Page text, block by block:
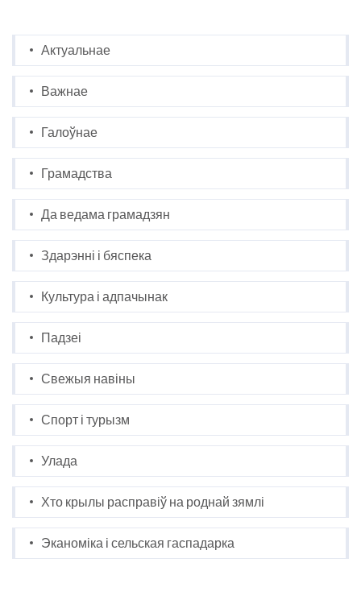
Актуальнае
Важнае
Галоўнае
Грамадства
Да ведама грамадзян
Здарэнні і бяспека
Культура і адпачынак
Падзеі
Свежыя навіны
Спорт і турызм
Улада
Хто крылы расправіў на роднай зямлі
Эканоміка і сельская гаспадарка